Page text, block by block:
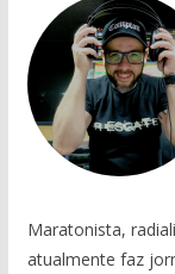
Maratonista,
atualmente faz